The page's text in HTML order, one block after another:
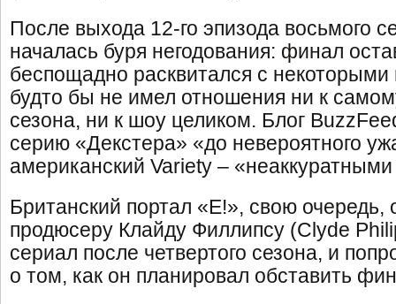
После выхода 12-го эпизода восьмого
началась буря негодования: финал
беспощадно расквитался с
будто бы не имел отношения ни к
сезона, ни к шоу целиком. Блог
серию «Декстера» «до невероятного
американский Variety –
Британский портал «E!», свою очередь,
продюсеру Клайду Филлипсу (Clyde
сериал после четвертого сезона, и
о том, как он планировал обставить